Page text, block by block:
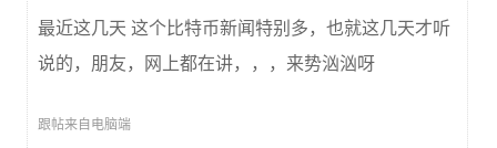
最近这几天 这个比特币新闻特别多，也就这几天才听
说的，朋友，网上都在讲，，，来势汹汹呀
跟帖来自电脑端